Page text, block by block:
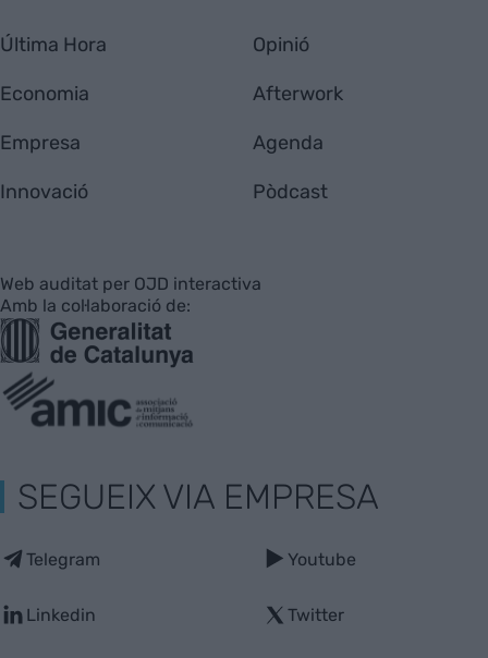
Última Hora
Economia
Empresa
Innovació
Opinió
Afterwork
Agenda
Pòdcast
Web auditat per OJD interactiva
Amb la col·laboració de:
SEGUEIX VIA EMPRESA
Telegram
Linkedin
Youtube
Twitter